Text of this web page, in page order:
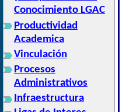
Conocimiento LGAC
Productividad
Academica
Vinculación
Procesos
Administrativos
Infraestructura